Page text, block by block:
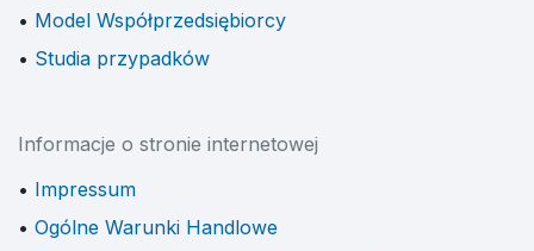
Model Współprzedsiębiorcy
Studia przypadków
Informacje o stronie internetowej
Impressum
Ogólne Warunki Handlowe